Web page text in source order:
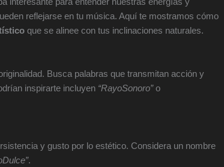
reflejarse en tu música. Aquí te mostramos cómo
que se alinee con tus inclinaciones naturales.
Busca palabras que transmitan acción y
inspirarte incluyen “RayoSonoro”o
y gusto por lo estético. Considera un nombre
.